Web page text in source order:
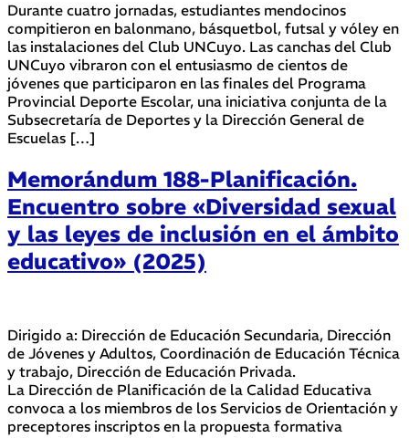
Durante cuatro jornadas, estudiantes mendocinos
compitieron en balonmano, básquetbol, futsal y vóley en
las instalaciones del Club UNCuyo. Las canchas del Club
UNCuyo vibraron con el entusiasmo de cientos de
jóvenes que participaron en las finales del Programa
Provincial Deporte Escolar, una iniciativa conjunta de la
Subsecretaría de Deportes y la Dirección General de
Escuelas […]
Memorándum 188-Planificación.
Encuentro sobre «Diversidad sexual
y las leyes de inclusión en el ámbito
educativo» (2025)
Dirigido a: Dirección de Educación Secundaria, Dirección
de Jóvenes y Adultos, Coordinación de Educación Técnica
y trabajo, Dirección de Educación Privada.
La Dirección de Planificación de la Calidad Educativa
convoca a los miembros de los Servicios de Orientación y
preceptores inscriptos en la propuesta formativa